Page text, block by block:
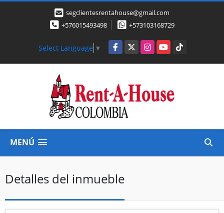
segclientesrentahouse@gmail.com
+576015493498
+573103168729
Select Language ▼ Facebook
X InstagramYouTubeTikTok
MENÚ
Detalles del inmueble